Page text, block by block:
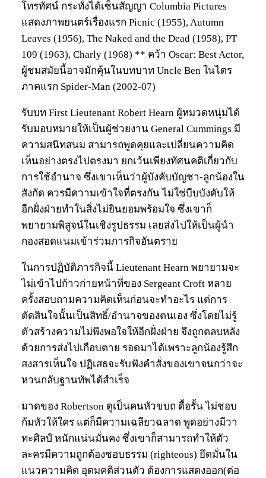
โทรทัศน์ กระทั่งได้เซ็นสัญญา Columbia Pictures
แสดงภาพยนตร์เรื่องแรก Picnic (1955), Autumn
Leaves (1956), The Naked and the Dead (1958), PT
109 (1963), Charly (1968) ** คว้า Oscar: Best Actor,
ผู้ชมสมัยนี้อาจมักคุ้นในบทบาท Uncle Ben ในไตร
ภาคแรก Spider-Man (2002-07)
รับบท First Lieutenant Robert Hearn ผู้หมวดหนุ่มได้
รับมอบหมายให้เป็นผู้ช่วยงาน General Cummings มี
ความสนิทสนม สามารถพูดคุยและเปลี่ยนความคิด
เห็นอย่างตรงไปตรงมา ยกเว้นเพียงทัศนคติเกี่ยวกับ
การใช้อำนาจ ซึ่งเขาเห็นว่าผู้บังคับบัญชา-ลูกน้องใน
สังกัด ควรมีความเข้าใจที่ตรงกัน ไม่ใช่บีบบังคับให้
อีกฝั่งฝ่ายทำในสิ่งไม่ยินยอมพร้อมใจ ซึ่งเขาก็
พยายามพิสูจน์ในเชิงรูปธรรม เลยส่งไปให้เป็นผู้นำ
กองสอดแนมเข้าร่วมภารกิจอันตราย
ในการปฏิบัติภารกิจนี้ Lieutenant Hearn พยายามจะ
ไม่เข้าไปก้าวก่ายหน้าที่ของ Sergeant Croft หลาย
ครั้งสอบถามความคิดเห็นก่อนจะทำอะไร แต่การ
ตัดสินใจนั้นเป็นสิทธิ์/อำนาจของตนเอง ซึ่งโดยไม่รู้
ตัวสร้างความไม่พึงพอใจให้อีกฝั่งฝ่าย จึงถูกตลบหลัง
ด้วยการส่งไปเกือบตาย รอดมาได้เพราะลูกน้องรู้สึก
สงสารเห็นใจ ปฏิเสธจะรับฟังคำสั่งของเขาจนกว่าจะ
หวนกลับฐานทัพได้สำเร็จ
มาดของ Robertson ดูเป็นคนหัวขบถ ดื้อรั้น ไม่ชอบ
ก้มหัวให้ใคร แต่ก็มีความเฉลียวฉลาด พูดอย่างมีวา
ทะศิลป์ หนักแน่นมั่นคง ซึ่งเขาก็สามารถทำให้ตัว
ละครมีความถูกต้องชอบธรรม (righteous) ยึดมั่นใน
แนวความคิด อุดมคติส่วนตัว ต้องการแสดงออก(ต่อ